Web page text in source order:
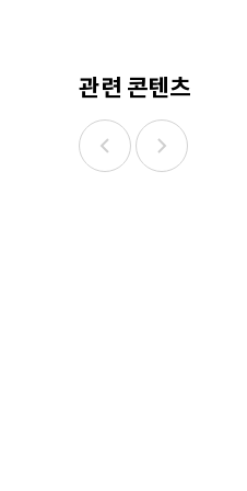
관련 콘텐츠